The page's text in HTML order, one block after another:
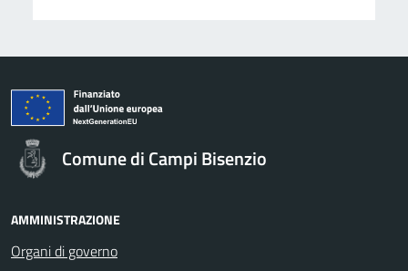
Comune di Campi Bisenzio
AMMINISTRAZIONE
Organi di governo